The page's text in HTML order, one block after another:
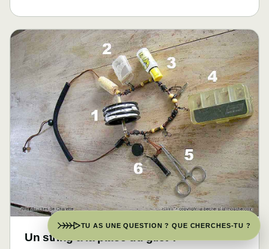
Un string à la place du gilet ?
TU AS UNE QUESTION ? QUE CHERCHES-TU ?